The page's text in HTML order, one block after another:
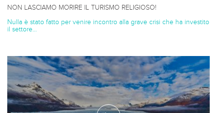
NON LASCIAMO MORIRE IL TURISMO RELIGIOSO!
Nulla è stato fatto per venire incontro alla grave crisi che ha investito
il settore...